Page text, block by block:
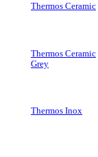
Thermos Ceramic
Thermos Ceramic
Grey
Thermos Inox